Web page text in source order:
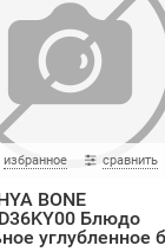
избранное сравнить
BONE
Блюдо
углубленное